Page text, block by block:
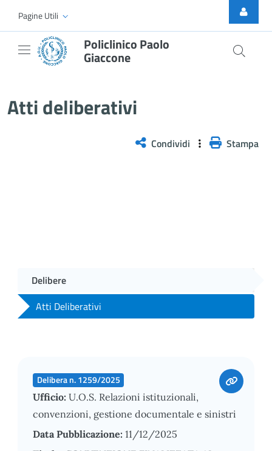
Skip to Main Content
Pagine Utili
Policlinico Paolo
Giaccone
Atti deliberativi
Condividi Stampa
Delibere
Atti Deliberativi
Delibera n. 1259/2025
Ufficio: U.O.S. Relazioni istituzionali,
convenzioni, gestione documentale e sinistri
Data Pubblicazione: 11/12/2025